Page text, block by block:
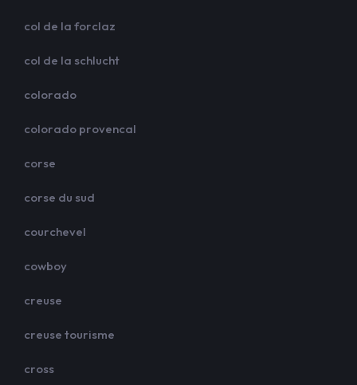
col de la forclaz
col de la schlucht
colorado
colorado provencal
corse
corse du sud
courchevel
cowboy
creuse
creuse tourisme
cross